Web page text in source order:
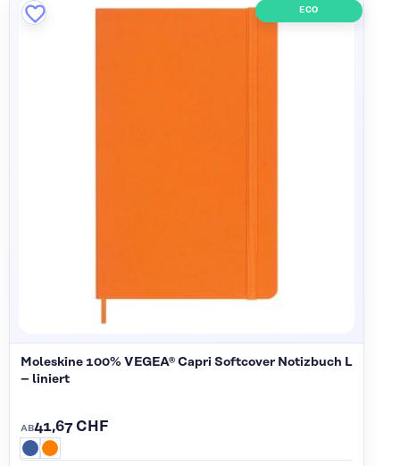
ECO
Moleskine 100% VEGEA® Capri Softcover Notizbuch L
– liniert
AB41,67 CHF